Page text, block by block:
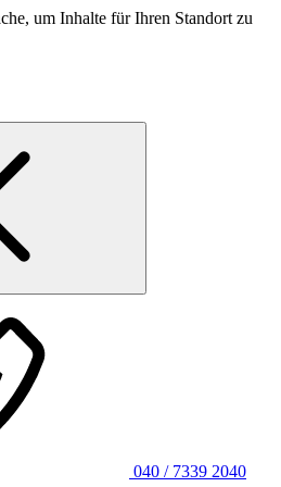
um Inhalte für Ihren Standort zu
040 / 7339 2040